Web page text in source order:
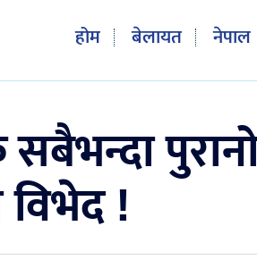
होम बेलायत नेपाल
विभेद !